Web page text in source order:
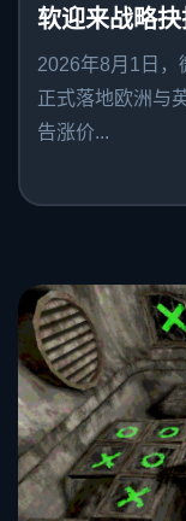
软迎来战略抉
2026年8月1日
正式落地欧洲与
告涨价...